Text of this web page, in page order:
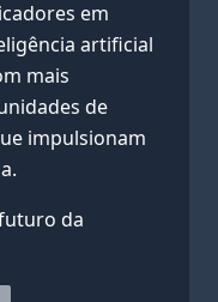
em
artificial
mais
de
impulsionam
da